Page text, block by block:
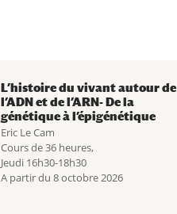
L’histoire du vivant autour de
l’ADN et de l’ARN- De la
génétique à l’épigénétique
Eric Le Cam
Cours de 36 heures,
Jeudi 16h30-18h30
A partir du 8 octobre 2026